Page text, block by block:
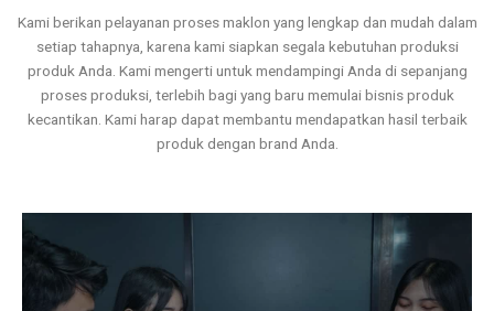
Kami berikan pelayanan proses maklon yang lengkap dan mudah dalam
setiap tahapnya, karena kami siapkan segala kebutuhan produksi
produk Anda. Kami mengerti untuk mendampingi Anda di sepanjang
proses produksi, terlebih bagi yang baru memulai bisnis produk
kecantikan. Kami harap dapat membantu mendapatkan hasil terbaik
produk dengan brand Anda.